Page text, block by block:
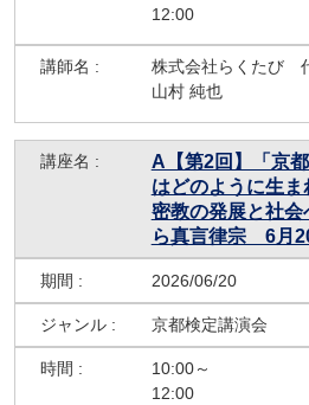
12:00
株式会社らくたび
山村 純也
A【第2回】「京
はどのように生
密教の発展と社
ら真言律宗 6月
2026/06/20
京都検定講演会
10:00～
12:00